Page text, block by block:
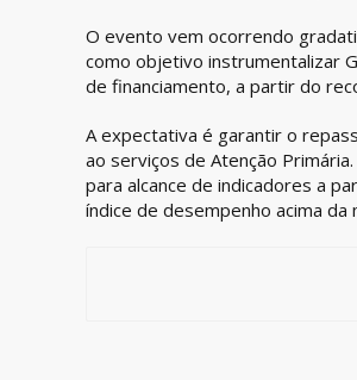
O evento vem ocorrendo
como objetivo instrumentalizar
de financiamento, a partir do
A expectativa é garantir o
ao serviços de Atenção
para alcance de indicadores a
índice de desempenho acima da